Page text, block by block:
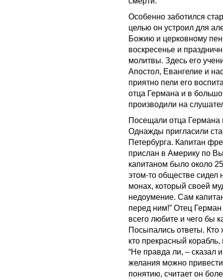
Особенно заботился
целью он устроил для
Божию и церковному
воскресенье и
молитвы. Здесь его
Апостол, Евангелие и
приятно пели его
отца Германа и в
производили на
Посещали отца Германа
Однажды пригласили
Петербурга. Капитан
прислан в Америку по
капитаном было около
этом-то обществе сидел
монах, который своей
недоумение. Сам
перед ним!” Отец
всего любите и чего бы
Посыпались ответы. Кто
кто прекрасный
“Не правда ли, – сказал
желания можно привести
понятию, считает он